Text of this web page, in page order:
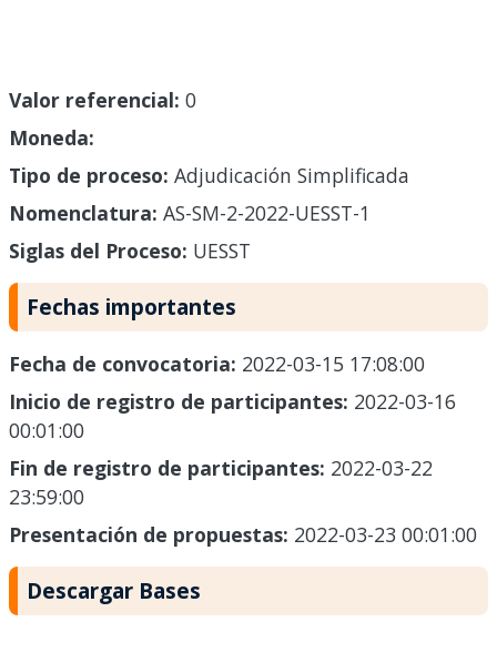
Valor referencial: 0
Moneda:
Tipo de proceso: Adjudicación Simplificada
Nomenclatura: AS-SM-2-2022-UESST-1
Siglas del Proceso: UESST
Fechas importantes
Fecha de convocatoria: 2022-03-15 17:08:00
Inicio de registro de participantes: 2022-03-16
00:01:00
Fin de registro de participantes: 2022-03-22
23:59:00
Presentación de propuestas: 2022-03-23 00:01:00
Descargar Bases